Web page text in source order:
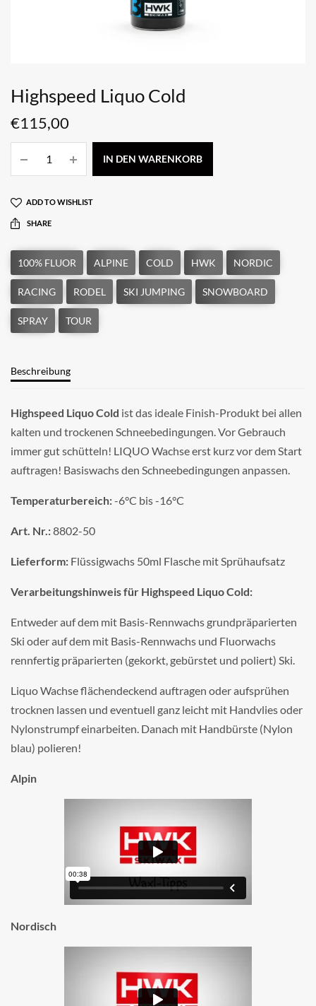
Highspeed Liquo Cold
€115,00
IN DEN WARENKORB
ADD TO WISHLIST
SHARE
Beschreibung
Highspeed Liquo Cold ist das ideale Finish-Produkt bei allen
kalten und trockenen Schneebedingungen. Vor Gebrauch
immer gut schütteln! LIQUO Wachse erst kurz vor dem Start
auftragen! Basiswachs den Schneebedingungen anpassen.
Temperaturbereich:-6°C bis -16°C
Art. Nr.:8802-50
Lieferform: Flüssigwachs 50ml Flasche mit Sprühaufsatz
Verarbeitungshinweis für Highspeed Liquo Cold:
Entweder auf dem mit Basis-Rennwachs grundpräparierten
Ski oder auf dem mit Basis-Rennwachs und Fluorwachs
rennfertig präparierten (gekorkt, gebürstet und poliert) Ski.
Liquo Wachse flächendeckend auftragen oder aufsprühen
trocknen lassen und eventuell ganz leicht mit Handvlies oder
Nylonstrumpf einarbeiten. Danach mit Handbürste (Nylon
blau) polieren!
Alpin
Nordisch